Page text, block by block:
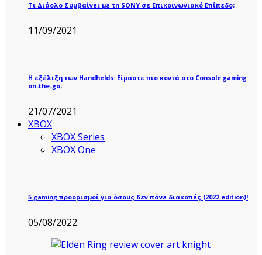
Τι Διάολο Συμβαίνει με τη SONY σε Επικοινωνιακό Επίπεδο;
11/09/2021
Η εξέλιξη των Handhelds: Είμαστε πιο κοντά στο Console gaming
on-the-go;
21/07/2021
XBOX
XBOX Series
XBOX One
5 gaming προορισμοί για όσους δεν πάνε διακοπές (2022 edition)!
05/08/2022